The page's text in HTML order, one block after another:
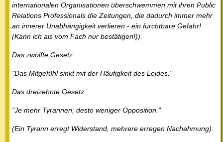
internationalen Organisationen überschwemmen mit ihren Public
Relations Professionals die Zeitungen, die dadurch immer mehr
an innerer Unabhängigkeit verlieren - ein furchtbare Gefahr!
(Kann ich als vom Fach nur bestätigen!)).
Das zwölfte Gesetz:
"Das Mitgefühl sinkt mit der Häufigkeit des Leides."
Das dreizehnte Gesetz:
"Je mehr Tyrannen, desto weniger Opposition."
(Ein Tyrann erregt Widerstand, mehrere erregen Nachahmung).